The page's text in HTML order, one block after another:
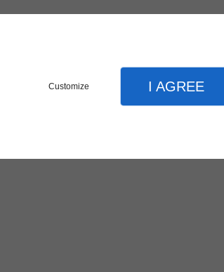
Customize I AGREE